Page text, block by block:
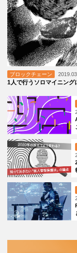
ブロックチェーン
1人で行うソロマイニング